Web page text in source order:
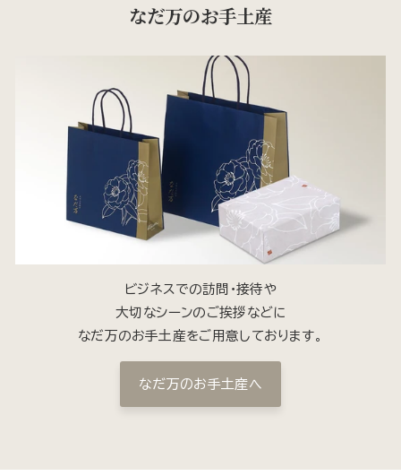
なだ万のお手土産
ビジネスでの訪問・接待や
大切なシーンのご挨拶などに
なだ万のお手土産をご用意しております。
なだ万のお手土産へ